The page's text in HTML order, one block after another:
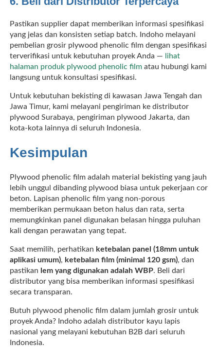
Pastikan supplier dapat memberikan informasi spesifikasi
yang jelas dan konsisten setiap batch. Indoho melayani
pembelian grosir plywood phenolic film dengan spesifikasi
terverifikasi untuk kebutuhan proyek Anda — lihat
halaman produk plywood phenolic film atau hubungi kami
langsung untuk konsultasi spesifikasi.
Untuk kebutuhan bekisting di kawasan Jawa Tengah dan
Jawa Timur, kami melayani pengiriman ke distributor
plywood Surabaya, pengiriman plywood Jakarta, dan
kota-kota lainnya di seluruh Indonesia.
Kesimpulan
Plywood phenolic film adalah material bekisting yang jauh
lebih unggul dibanding plywood biasa untuk pekerjaan cor
beton. Lapisan phenolic film yang non-porous
memberikan permukaan beton halus dan rata, serta
memungkinkan panel digunakan belasan hingga puluhan
kali dengan perawatan yang tepat.
Saat memilih, perhatikan ketebalan panel (18mm untuk
aplikasi umum), ketebalan film (minimal 120 gsm), dan
pastikan lem yang digunakan adalah WBP. Beli dari
distributor yang bisa memberikan informasi spesifikasi
secara transparan.
Butuh plywood phenolic film dalam jumlah grosir untuk
proyek Anda? Indoho adalah distributor kayu lapis
nasional yang melayani kebutuhan B2B dari seluruh
Indonesia.